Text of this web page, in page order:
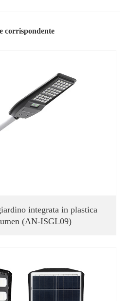
corrispondente
integrata in plastica
(AN-ISGL09)